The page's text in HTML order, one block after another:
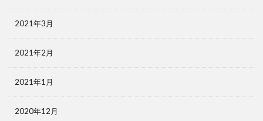
2021年3月
2021年2月
2021年1月
2020年12月